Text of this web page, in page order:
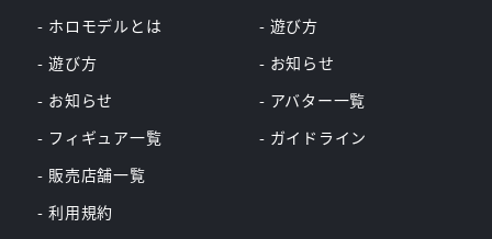
- ホロモデルとは
- 遊び方
- お知らせ
- フィギュア一覧
- 販売店舗一覧
- 利用規約
- 遊び方
- お知らせ
- アバター一覧
- ガイドライン